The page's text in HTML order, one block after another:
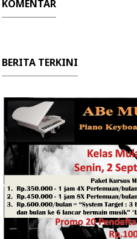
KOMENTAR
BERITA TERKINI